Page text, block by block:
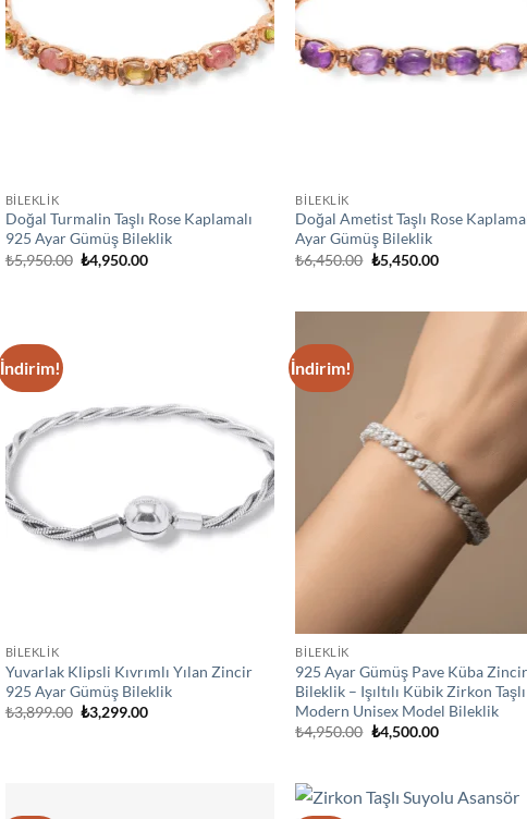
BİLEKLİK
Doğal Turmalin Taşlı Rose Kaplamalı
925 Ayar Gümüş Bileklik
₺5,950.00 Orijinal
fiyat:
₺4,950.00Şu
BİLEKLİK
Doğal Ametist Taşlı Rose
Ayar Gümüş Bileklik
₺6,450.00 Orijinal
fiyat:
₺5,450.00Şu
İndirim!
BİLEKLİK
Yuvarlak Klipsli Kıvrımlı Yılan Zincir
925 Ayar Gümüş Bileklik
₺3,899.00 Orijinal
fiyat:
₺3,299.00Şu
İndirim!
BİLEKLİK
925 Ayar Gümüş Pave Küba Zincir
Bileklik – Işıltılı Kübik Zirkon Taşlı
Modern Unisex Model Bileklik
₺4,950.00 Orijinal
fiyat:
₺4,500.00Şu